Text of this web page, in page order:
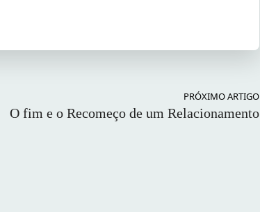
PRÓXIMO ARTIGO
O fim e o Recomeço de um Relacionamento